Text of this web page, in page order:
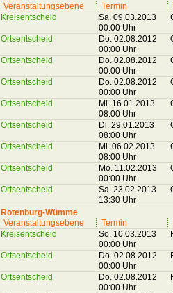
Veranstaltungsebene
Termin
Kreisentscheid
Sa. 09.03.2013
00:00 Uhr
Ortsentscheid
Do. 02.08.2012
00:00 Uhr
Ortsentscheid
Do. 02.08.2012
00:00 Uhr
Ortsentscheid
Do. 02.08.2012
00:00 Uhr
Ortsentscheid
Mi. 16.01.2013
08:00 Uhr
Ortsentscheid
Di. 29.01.2013
08:00 Uhr
Ortsentscheid
Mi. 06.02.2013
08:00 Uhr
Ortsentscheid
Mo. 11.02.2013
00:00 Uhr
Ortsentscheid
Sa. 23.02.2013
13:30 Uhr
Rotenburg-Wümme
Veranstaltungsebene
Termin
Kreisentscheid
So. 10.03.2013
00:00 Uhr
Ortsentscheid
Do. 02.08.2012
00:00 Uhr
Ortsentscheid
Do. 02.08.2012
00:00 Uhr